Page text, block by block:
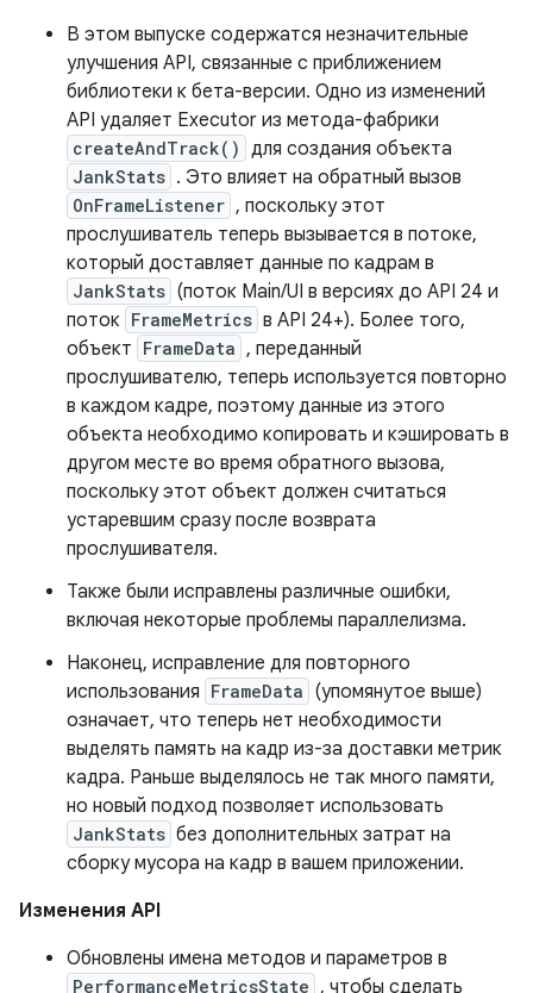
В этом выпуске содержатся незначительные
улучшения API, связанные с приближением
библиотеки к бета-версии. Одно из изменений
API удаляет Executor из метода-фабрики
createAndTrack() для создания объекта
JankStats . Это влияет на обратный вызов
OnFrameListener , поскольку этот
прослушиватель теперь вызывается в потоке,
который доставляет данные по кадрам в
JankStats (поток Main/UI в версиях до API 24 и
поток FrameMetrics в API 24+). Более того,
объект FrameData , переданный
прослушивателю, теперь используется повторно
в каждом кадре, поэтому данные из этого
объекта необходимо копировать и кэшировать в
другом месте во время обратного вызова,
поскольку этот объект должен считаться
устаревшим сразу после возврата
прослушивателя.
Также были исправлены различные ошибки,
включая некоторые проблемы параллелизма.
Наконец, исправление для повторного
использования FrameData (упомянутое выше)
означает, что теперь нет необходимости
выделять память на кадр из-за доставки метрик
кадра. Раньше выделялось не так много памяти,
но новый подход позволяет использовать
JankStats без дополнительных затрат на
сборку мусора на кадр в вашем приложении.
Изменения API
Обновлены имена методов и параметров в
PerformanceMetricsState , чтобы сделать